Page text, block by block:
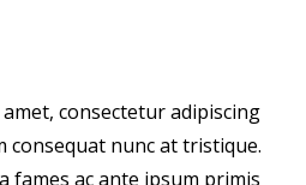
consectetur adipiscing
consequat nunc at tristique.
fames ac ante ipsum primis